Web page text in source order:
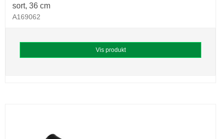
sort, 36 cm
A169062
Vis produkt